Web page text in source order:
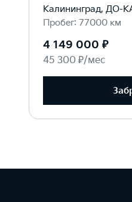
Калининград, ДО-
Пробег: 77000 км
4 149 000 ₽
45 300 ₽/мес